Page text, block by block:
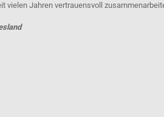
vielen Jahren vertrauensvoll